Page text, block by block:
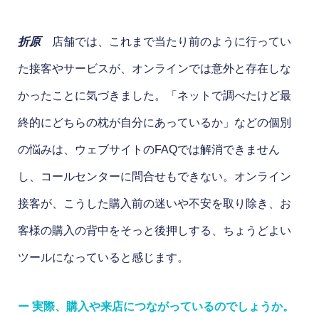
折原店舗では、これまで当たり前のように行ってい
た接客やサービスが、オンラインでは意外と存在しな
かったことに気づきました。「ネットで調べたけど最
終的にどちらの枕が自分にあっているか」などの個別
の悩みは、ウェブサイトのFAQでは解消できません
し、コールセンターに問合せもできない。オンライン
接客が、こうした購入前の迷いや不安を取り除き、お
客様の購入の背中をそっと後押しする、ちょうどよい
ツールになっていると感じます。
ー 実際、購入や来店につながっているのでしょうか。